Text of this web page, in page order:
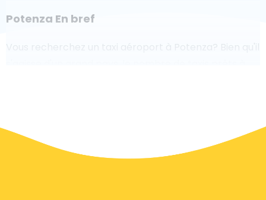
Potenza En bref
Vous recherchez un taxi aéroport à Potenza? Bien qu'il
aéroport en ligne sur notre site Web, pour rendre
votre voyage sans stress.